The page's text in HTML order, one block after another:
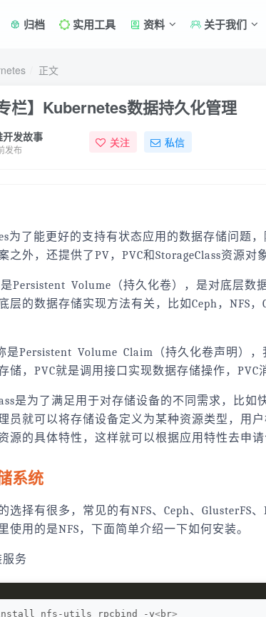
归档 实用工具 资料 关于我们
正文
栏】Kubernetes数据持久化管理
开发故事
发布 关注 私信
为了能更好的支持有状态应用的数据存储问题
之外，还提供了PV，PVC和StorageClass资源对
Persistent Volume（持久化卷），是对底层数
层的数据存储实现方法有关，比如Ceph，NFS
是Persistent Volume Claim（持久化卷声明）
储，PVC就是调用接口实现数据存储操作，PVC
是为了满足用于对存储设备的不同需求，比如
员就可以将存储设备定义为某种资源类型，用
源的具体特性，这样就可以根据应用特性去申请
系统
选择有很多，常见的有NFS、Ceph、GlusterFS
使用的是NFS，下面简单介绍一下如何安装。
服务
install nfs-utils rpcbind -y<br>